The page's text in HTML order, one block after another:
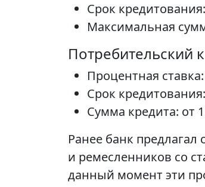
Срок
Максимальная
Потребительский
Процентная
Срок
Сумма кредита: от
Ранее банк
и ремесленников со
данный момент эти